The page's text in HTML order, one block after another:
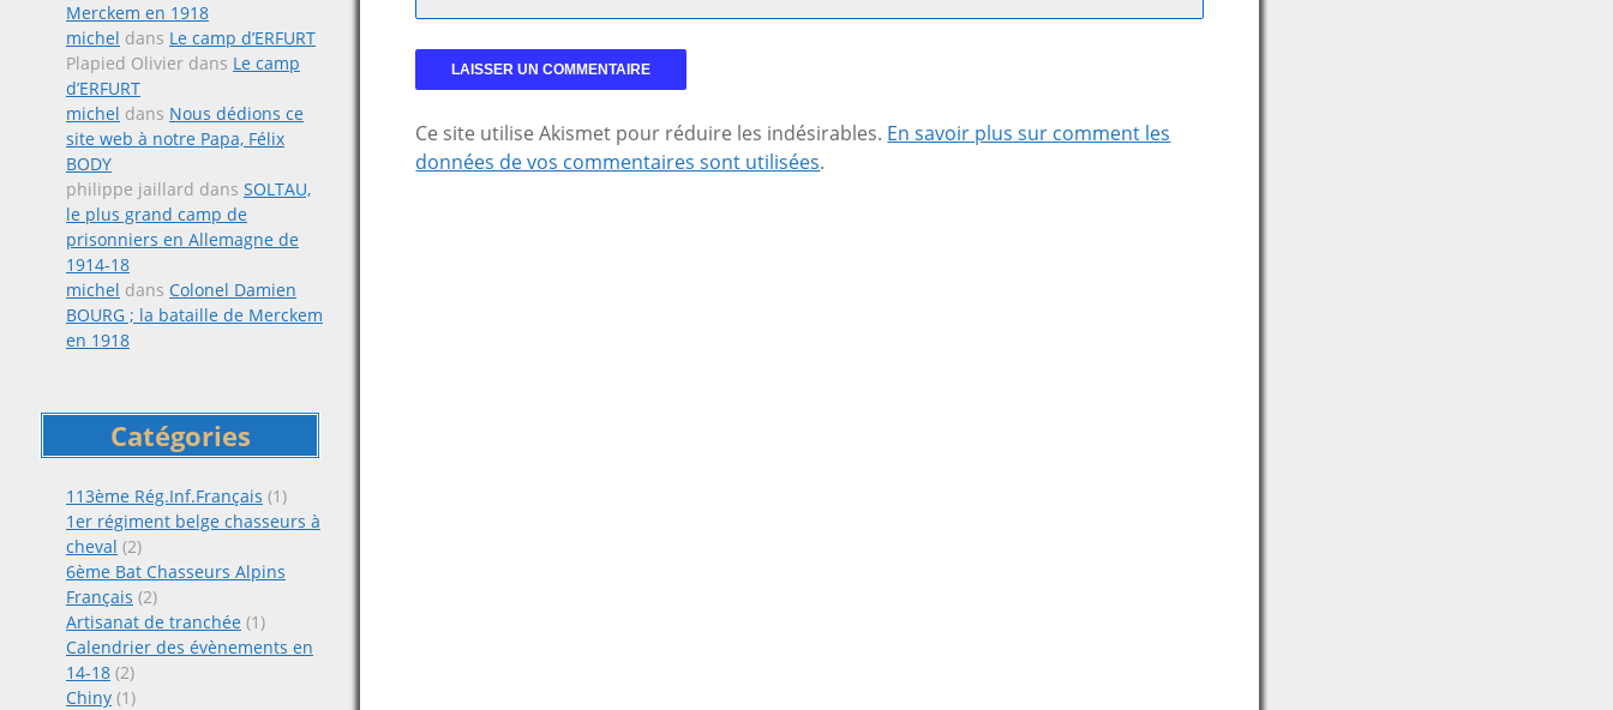
Merckem en 1918
michel dans Le camp d’ERFURT
Plapied Olivier dans Le camp
d’ERFURT
michel dans Nous dédions ce
site web à notre Papa, Félix
BODY
philippe jaillard dans SOLTAU,
le plus grand camp de
prisonniers en Allemagne de
1914-18
michel dans Colonel Damien
BOURG ; la bataille de Merckem
en 1918
Catégories
113ème Rég.Inf.Français (1)
1er régiment belge chasseurs à
cheval (2)
6ème Bat Chasseurs Alpins
Français (2)
Artisanat de tranchée (1)
Calendrier des évènements en
14-18 (2)
Chiny (1)
Ce site utilise Akismet pour réduire les indésirables. En savoir plus sur comment les
données de vos commentaires sont utilisées.